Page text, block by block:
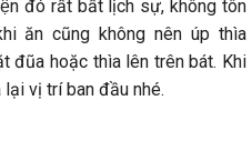
đó rất bất lịch sự, không tôn
ăn cũng không nên úp thìa
đũa hoặc thìa lên trên bát. Khi
vị trí ban đầu nhé.